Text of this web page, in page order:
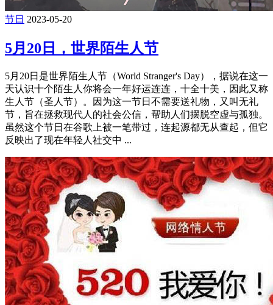
节日 2023-05-20
5月20日，世界陌生人节
5月20日是世界陌生人节（World Stranger's Day），据说在这一
天认识十个陌生人你将会一年好运连连，十全十美，因此又称
生人节（圣人节）。因为这一节日不需要送礼物，又叫无礼
节，旨在拯救现代人的社会公信，帮助人们摆脱空虚与孤独。
虽然这个节日在谷歌上被一笔带过，连起源都无从查起，但它
反映出了现在年轻人社交中 ...